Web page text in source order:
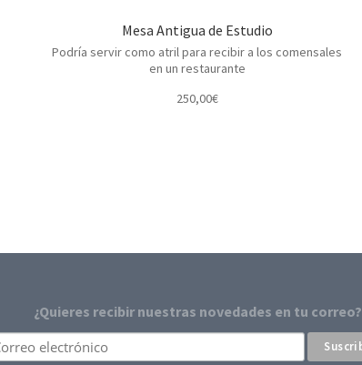
Mesa Antigua de Estudio
Podría servir como atril para recibir a los comensales
en un restaurante
250,00€
¿Quieres recibir nuestras novedades en tu correo?